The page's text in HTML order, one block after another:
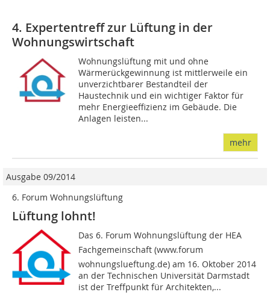
4. Expertentreff zur Lüftung in der
Wohnungswirtschaft
Wohnungslüftung mit und ohne
Wärmerückgewinnung ist mittlerweile ein
unverzichtbarer Bestandteil der
Haustechnik und ein wichtiger Faktor für
mehr Energieeffizienz im Gebäude. Die
Anlagen leisten...
mehr
Ausgabe 09/2014
6. Forum Wohnungslüftung
Lüftung lohnt!
Das 6. Forum Wohnungslüftung der HEA 
Fachgemeinschaft (www.forum 
wohnungslueftung.de) am 16. Oktober 2014
an der Technischen Universität Darmstadt
ist der Treffpunkt für Architekten,...